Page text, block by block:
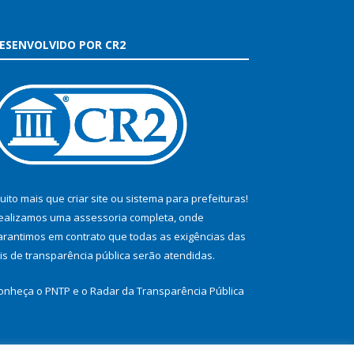
POR CR2
mais que criar site ou sistema para prefeituras!
uma assessoria completa, onde
em contrato que todas as exigências das
de transparência pública serão atendidas.
o PNTP e o Radar da Transparência Pública